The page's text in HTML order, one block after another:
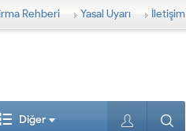
Rehberi Yasal Uyarı İletişim
Diğer